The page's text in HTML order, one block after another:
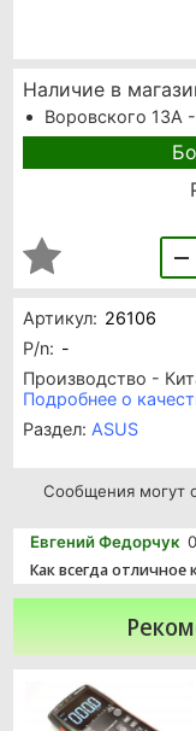
Артикул: 26106
P/n: -
Производство -
Подробнее о
Раздел: ASUS
Наличие в
Воровского 13А
Сообщения могут
Евгений Федорчук
Как всегда отличное